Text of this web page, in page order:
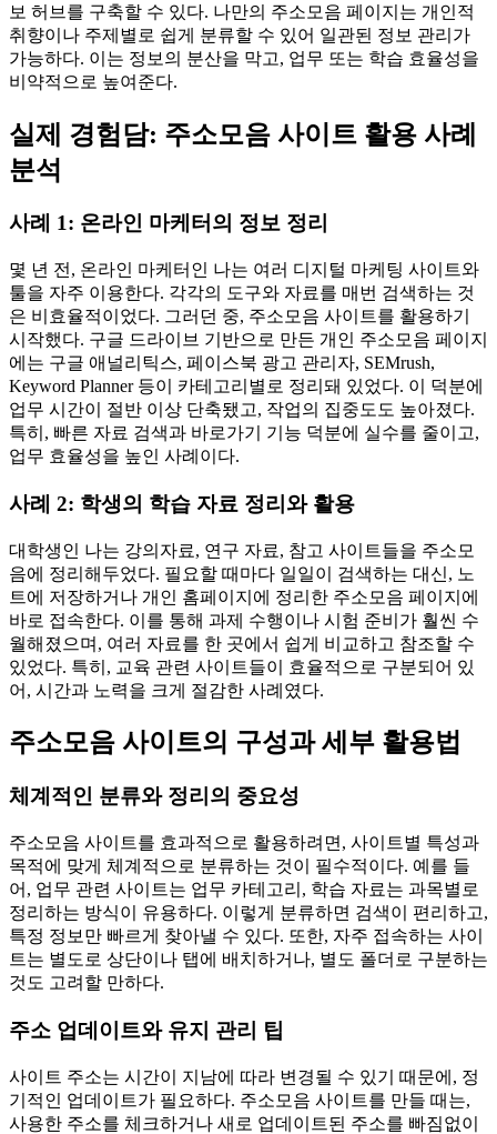
보 허브를 구축할 수 있다. 나만의 주소모음 페이지는 개인적
취향이나 주제별로 쉽게 분류할 수 있어 일관된 정보 관리가
가능하다. 이는 정보의 분산을 막고, 업무 또는 학습 효율성을
비약적으로 높여준다.
실제 경험담: 주소모음 사이트 활용 사례
분석
사례 1: 온라인 마케터의 정보 정리
몇 년 전, 온라인 마케터인 나는 여러 디지털 마케팅 사이트와
툴을 자주 이용한다. 각각의 도구와 자료를 매번 검색하는 것
은 비효율적이었다. 그러던 중, 주소모음 사이트를 활용하기
시작했다. 구글 드라이브 기반으로 만든 개인 주소모음 페이지
에는 구글 애널리틱스, 페이스북 광고 관리자, SEMrush,
Keyword Planner 등이 카테고리별로 정리돼 있었다. 이 덕분에
업무 시간이 절반 이상 단축됐고, 작업의 집중도도 높아졌다.
특히, 빠른 자료 검색과 바로가기 기능 덕분에 실수를 줄이고,
업무 효율성을 높인 사례이다.
사례 2: 학생의 학습 자료 정리와 활용
대학생인 나는 강의자료, 연구 자료, 참고 사이트들을 주소모
음에 정리해두었다. 필요할 때마다 일일이 검색하는 대신, 노
트에 저장하거나 개인 홈페이지에 정리한 주소모음 페이지에
바로 접속한다. 이를 통해 과제 수행이나 시험 준비가 훨씬 수
월해졌으며, 여러 자료를 한 곳에서 쉽게 비교하고 참조할 수
있었다. 특히, 교육 관련 사이트들이 효율적으로 구분되어 있
어, 시간과 노력을 크게 절감한 사례였다.
주소모음 사이트의 구성과 세부 활용법
체계적인 분류와 정리의 중요성
주소모음 사이트를 효과적으로 활용하려면, 사이트별 특성과
목적에 맞게 체계적으로 분류하는 것이 필수적이다. 예를 들
어, 업무 관련 사이트는 업무 카테고리, 학습 자료는 과목별로
정리하는 방식이 유용하다. 이렇게 분류하면 검색이 편리하고,
특정 정보만 빠르게 찾아낼 수 있다. 또한, 자주 접속하는 사이
트는 별도로 상단이나 탭에 배치하거나, 별도 폴더로 구분하는
것도 고려할 만하다.
주소 업데이트와 유지 관리 팁
사이트 주소는 시간이 지남에 따라 변경될 수 있기 때문에, 정
기적인 업데이트가 필요하다. 주소모음 사이트를 만들 때는,
사용한 주소를 체크하거나 새로 업데이트된 주소를 빠짐없이